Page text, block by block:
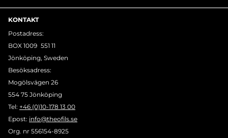
KONTAKT
Postadress:
BOX 1009 551 11
Jönköping, Sweden
Besöksadress:
Mogölsvägen 26
554 75 Jönköping
Tel: +46 (0)10-178 13 00
Epost: info@theofils.se
Org. nr 556154-8925